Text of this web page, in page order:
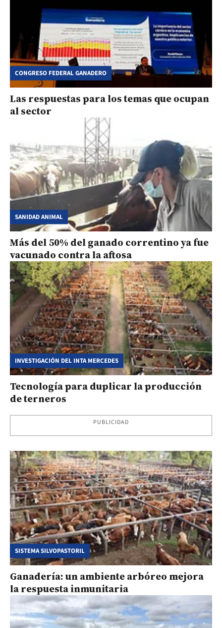
CONGRESO FEDERAL GANADERO
Las respuestas para los temas que ocupan
al sector
SANIDAD ANIMAL
Más del 50% del ganado correntino ya fue
vacunado contra la aftosa
INVESTIGACIÓN DEL INTA MERCEDES
Tecnología para duplicar la producción
de terneros
PUBLICIDAD
SISTEMA SILVOPASTORIL
Ganadería: un ambiente arbóreo mejora
la respuesta inmunitaria